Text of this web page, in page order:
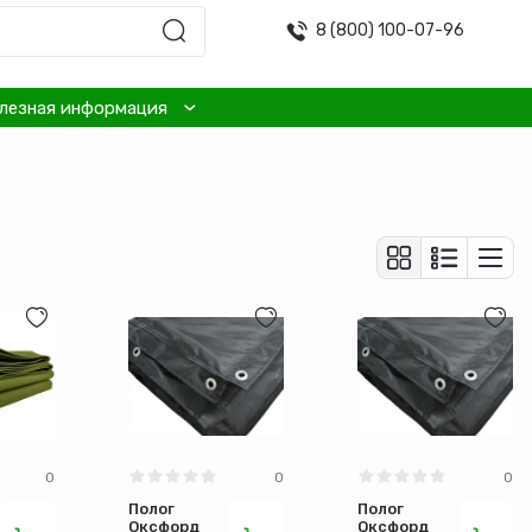
8 (800) 100-07-96
информация
0 0
Полог
Оксфорд
0
Полог
Оксфорд